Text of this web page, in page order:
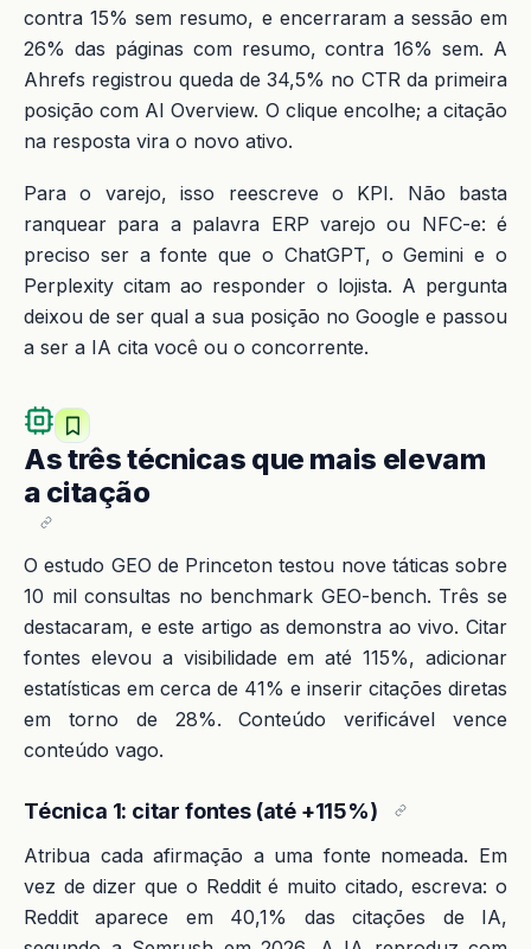
contra 15% sem resumo, e encerraram a sessão em
26% das páginas com resumo, contra 16% sem. A
Ahrefs registrou queda de 34,5% no CTR da primeira
posição com AI Overview. O clique encolhe; a citação
na resposta vira o novo ativo.
Para o varejo, isso reescreve o KPI. Não basta
ranquear para a palavra ERP varejo ou NFC-e: é
preciso ser a fonte que o ChatGPT, o Gemini e o
Perplexity citam ao responder o lojista. A pergunta
deixou de ser qual a sua posição no Google e passou
a ser a IA cita você ou o concorrente.
As três técnicas que mais elevam
a citação
O estudo GEO de Princeton testou nove táticas sobre
10 mil consultas no benchmark GEO-bench. Três se
destacaram, e este artigo as demonstra ao vivo. Citar
fontes elevou a visibilidade em até 115%, adicionar
estatísticas em cerca de 41% e inserir citações diretas
em torno de 28%. Conteúdo verificável vence
conteúdo vago.
Técnica 1: citar fontes (até +115%)
Atribua cada afirmação a uma fonte nomeada. Em
vez de dizer que o Reddit é muito citado, escreva: o
Reddit aparece em 40,1% das citações de IA,